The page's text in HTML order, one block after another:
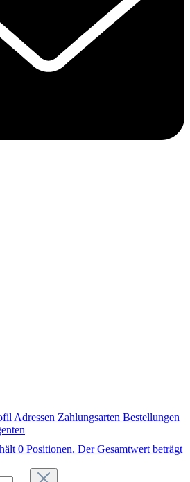
Adressen Zahlungsarten Bestellungen
0 Positionen. Der Gesamtwert beträgt